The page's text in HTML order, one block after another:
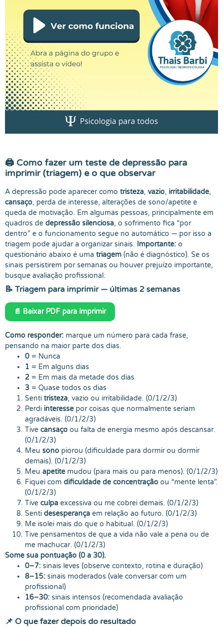
🖨️ Como fazer um teste de depressão para
imprimir(triagem) e o que observar
A depressão pode aparecer como tristeza, vazio, irritabilidade,
cansaço, perda de interesse, alterações de sono/apetite e
queda de motivação. Em algumas pessoas, principalmente em
quadros de depressão silenciosa, o sofrimento fica “por
dentro” e o funcionamento segue no automático — por isso a
triagem pode ajudar a organizar sinais. Importante: o
questionário abaixo é uma triagem (não é diagnóstico). Se os
sinais persistirem por semanas ou houver prejuízo importante,
busque avaliação profissional.
📝 Triagem para imprimir — últimas 2 semanas
📄 Baixar PDF para imprimir
Como responder: marque um número para cada frase,
pensando na maior parte dos dias.
0 = Nunca
1 = Em alguns dias
2 = Em mais da metade dos dias
3 = Quase todos os dias
Senti tristeza, vazio ou irritabilidade. (0/1/2/3)
Perdi interesse por coisas que normalmente seriam
agradáveis. (0/1/2/3)
Tive cansaço ou falta de energia mesmo após descansar.
(0/1/2/3)
Meu sono piorou (dificuldade para dormir ou dormir
demais). (0/1/2/3)
Meu apetite mudou (para mais ou para menos). (0/1/2/3)
Fiquei com dificuldade de concentração ou “mente lenta”.
(0/1/2/3)
Tive culpa excessiva ou me cobrei demais. (0/1/2/3)
Senti desesperança em relação ao futuro. (0/1/2/3)
Me isolei mais do que o habitual. (0/1/2/3)
Tive pensamentos de que a vida não vale a pena ou de
me machucar. (0/1/2/3)
Some sua pontuação (0 a 30).
0–7: sinais leves (observe contexto, rotina e duração)
8–15: sinais moderados (vale conversar com um
profissional)
16–30: sinais intensos (recomendada avaliação
profissional com prioridade)
📌 O que fazer depois do resultado